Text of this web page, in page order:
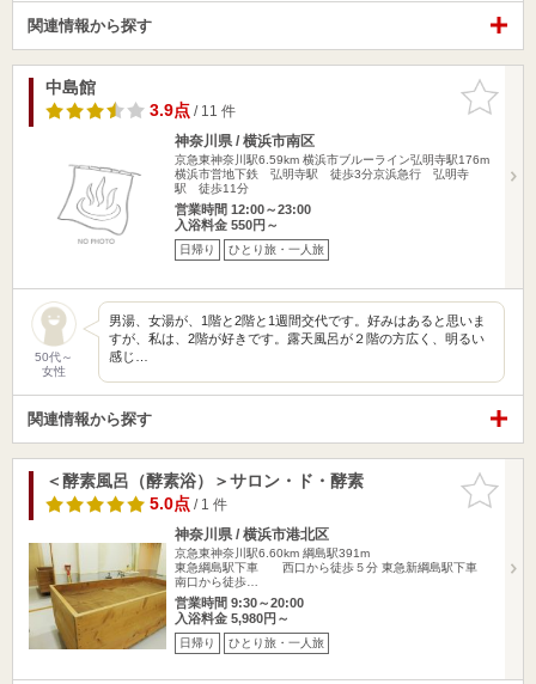
関連情報から探す
お気に入
りに追加
中島館
3.9点/ 11 件
神奈川県 / 横浜市南区
京急東神奈川駅6.59km 横浜市ブルーライン弘明寺駅176m
横浜市営地下鉄 弘明寺駅 徒歩3分京浜急行 弘明寺
駅 徒歩11分
営業時間 12:00～23:00
入浴料金 550円～
日帰り ひとり旅・一人旅
50代～
女性
男湯、女湯が、1階と2階と1週間交代です。好みはあると思いま
すが、私は、2階が好きです。露天風呂が２階の方広く、明るい
感じ…
関連情報から探す
お気に入
りに追加
＜酵素風呂（酵素浴）＞サロン・ド・酵素
5.0点/ 1 件
神奈川県 / 横浜市港北区
京急東神奈川駅6.60km 綱島駅391m
東急綱島駅下車 西口から徒歩５分 東急新綱島駅下車
南口から徒歩…
営業時間 9:30～20:00
入浴料金 5,980円～
日帰り ひとり旅・一人旅